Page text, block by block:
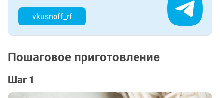
vkusnoff_rf
Пошаговое приготовление
Шаг 1